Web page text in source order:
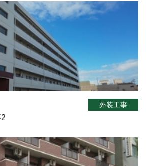
外装工事